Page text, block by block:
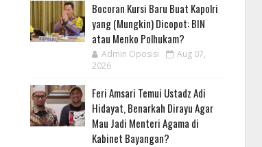
Bocoran Kursi Baru Buat Kapolri
yang (Mungkin) Dicopot: BIN
atau Menko Polhukam?
Admin Oposisi
Aug 07,
2026
Feri Amsari Temui Ustadz Adi
Hidayat, Benarkah Dirayu Agar
Mau Jadi Menteri Agama di
Kabinet Bayangan?